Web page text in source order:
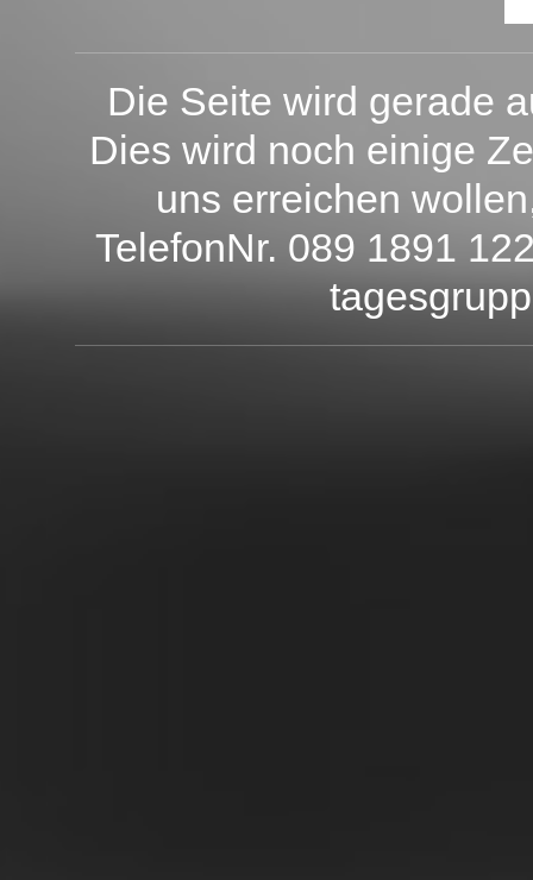
Die Seite wird gerade
Dies wird noch einige
uns erreichen
TelefonNr. 089 1891